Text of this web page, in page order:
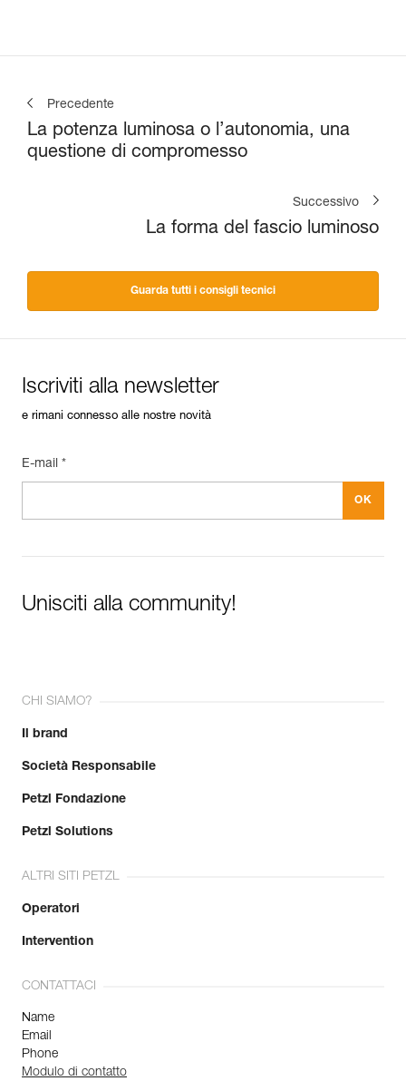
Precedente
La potenza luminosa o l’autonomia, una
questione di compromesso
Successivo
La forma del fascio luminoso
Guarda tutti i consigli tecnici
Iscriviti alla newsletter
e rimani connesso alle nostre novità
E-mail *
Unisciti alla community!
CHI SIAMO?
Il brand
Società Responsabile
Petzl Fondazione
Petzl Solutions
ALTRI SITI PETZL
Operatori
Intervention
CONTATTACI
Name
Email
Phone
Modulo di contatto